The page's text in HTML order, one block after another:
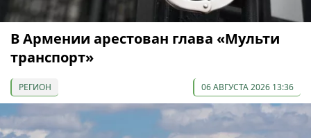
В Армении арестован глава «Мульти
транспорт»
РЕГИОН 06 АВГУСТА 2026 13:36